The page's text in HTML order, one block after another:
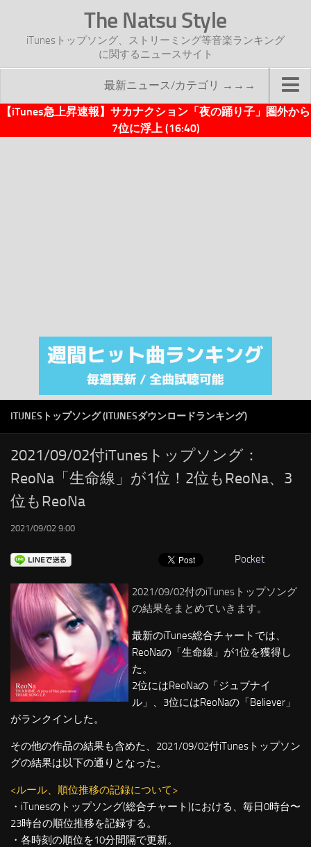
The Natsu Style
iTunesトップソング、ストリーミング等音楽ランキング
に関するニュースサイト
最新ニュース/カテゴリ →→→
TOP
注目カテゴリ
オリジナルiTunes週間トップソング
RSS
LINKS
【iTunes急上昇速報】サカナクション「夜の踊り子」圏外から
7位に浮上 (16:40)
ITUNESトップソング (ITUNESダウンロードランキング)
2021/09/02付iTunesトップソング：
ReoNa「生命線」が1位！2位もReoNa、3
位もReoNa
2021/09/02 9:00
Pocket
2021/09/02付のiTunesトップソング
の結果をまとめていきます。
最新のiTunes総合チャートでは、
ReoNaの「生命線」が1位を獲得し
た。
2位にはReoNaの「ジュブナイ
ル」、3位にはReoNaの「Believer」
がランクインした。
その他の作品の結果も含めた、2021/09/02付iTunesトップソン
グの結果は以下の通りとなった。
<ルール、順位推移の記録について>
・iTunesのトップソング(総合チャート)における、毎日0時台〜
23時台の順位推移を記録する。
・各時刻の順位を10分間隔で更新。